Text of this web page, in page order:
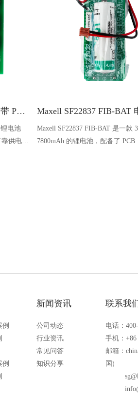
BTT06 3.6V 2Ah 锂电池组，带 PCB，适用于 MSR MSP-3 和 ABS 传感器
电池
供电而
Maxell SF22837 FIB-BAT 是一款
7800mAh 的锂电池，配备了 PCB
例
例
新闻资讯
公司动态
行业资讯
常见问答
知识分享
联系我
电话：
手机：+86
邮箱：
国)